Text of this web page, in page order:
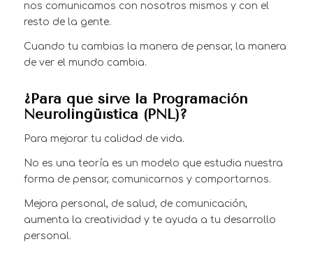
nos comunicamos con nosotros mismos y con el
resto de la gente.
Cuando tu cambias la manera de pensar, la manera
de ver el mundo cambia.
¿Para qué sirve la Programación
Neurolingüística (PNL)?
Para mejorar tu calidad de vida.
No es una teoría es un modelo que estudia nuestra
forma de pensar, comunicarnos y comportarnos.
Mejora personal, de salud, de comunicación,
aumenta la creatividad y te ayuda a tu desarrollo
personal.